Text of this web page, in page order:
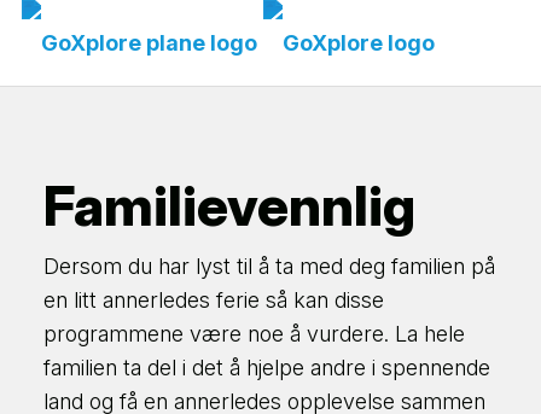
Familievennlig
Dersom du har lyst til å ta med deg familien på
en litt annerledes ferie så kan disse
programmene være noe å vurdere. La hele
familien ta del i det å hjelpe andre i spennende
land og få en annerledes opplevelse sammen